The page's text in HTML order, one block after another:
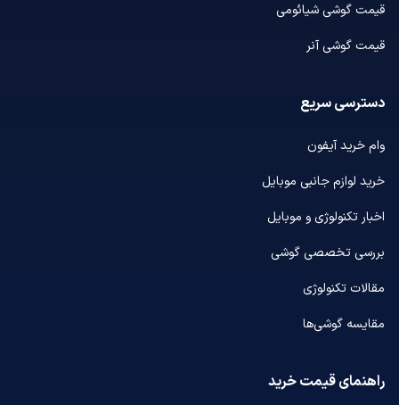
قیمت گوشی شیائومی
قیمت گوشی آنر
دسترسی سریع
وام خرید آیفون
خرید لوازم جانبی موبایل
اخبار تکنولوژی و موبایل
بررسی تخصصی گوشی
مقالات تکنولوژی
مقایسه گوشی‌ها
راهنمای قیمت خرید